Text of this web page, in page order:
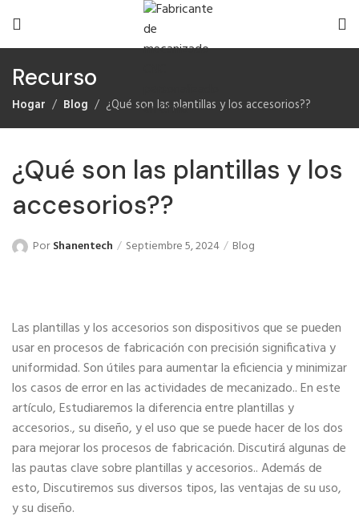
Recurso
Hogar Blog ¿Qué son las plantillas y los accesorios??
¿Qué son las plantillas y los
accesorios??
Por Shanentech Septiembre 5, 2024 Blog
Las plantillas y los accesorios son dispositivos que se pueden
usar en procesos de fabricación con precisión significativa y
uniformidad. Son útiles para aumentar la eficiencia y minimizar
los casos de error en las actividades de mecanizado.. En este
artículo, Estudiaremos la diferencia entre plantillas y
accesorios., su diseño, y el uso que se puede hacer de los dos
para mejorar los procesos de fabricación. Discutirá algunas de
las pautas clave sobre plantillas y accesorios.. Además de
esto, Discutiremos sus diversos tipos, las ventajas de su uso,
y su diseño.